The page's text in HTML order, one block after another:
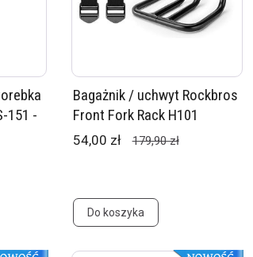
151 -
Bagażnik / uchwyt Rockbros
Front Fork Rack H101
54,00 zł 179,90 zł
Do koszyka